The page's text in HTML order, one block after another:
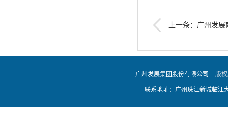
上一条：广州发
广州发展集团股份有限公司 版
联系地址：广州珠江新城临江